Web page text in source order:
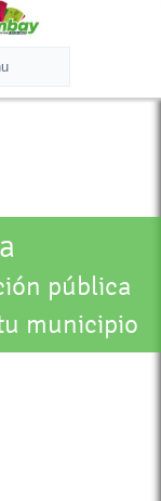
pública
municipio